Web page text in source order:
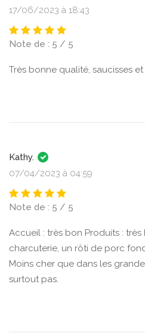
17/06/2023 à 18:43
Note de : 5 / 5
Très bonne qualité, saucisses
Kathy.
07/04/2023 à 04:59
Note de : 5 / 5
Accueil : très bon Produits : très
charcuterie, un rôti de porc
Moins cher que dans les
surtout pas.